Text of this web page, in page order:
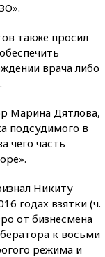
также просил
врача либо
Марина Дятлова,
подсудимого в
чего часть
Никиту
годах взятки (ч.
от бизнесмена
к восьми
режима и